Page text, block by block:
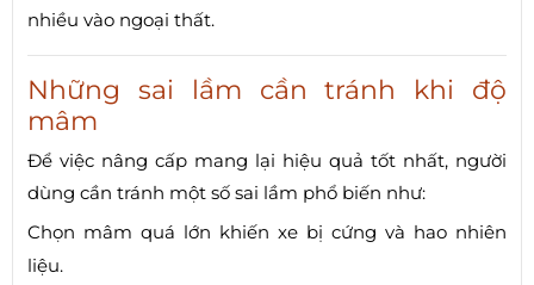
nhiều vào ngoại thất.
Những sai lầm cần tránh khi độ
mâm
Để việc nâng cấp mang lại hiệu quả tốt nhất, người
dùng cần tránh một số sai lầm phổ biến như:
Chọn mâm quá lớn khiến xe bị cứng và hao nhiên
liệu.